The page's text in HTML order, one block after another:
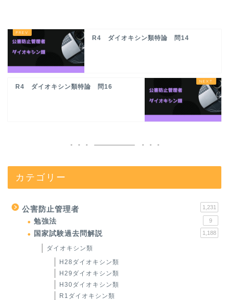
R4 ダイオキシン類特論 問14
R4 ダイオキシン類特論 問16
カテゴリー
公害防止管理者 1,231
勉強法 9
国家試験過去問解説 1,188
ダイオキシン類
H28ダイオキシン類
H29ダイオキシン類
H30ダイオキシン類
R1ダイオキシン類